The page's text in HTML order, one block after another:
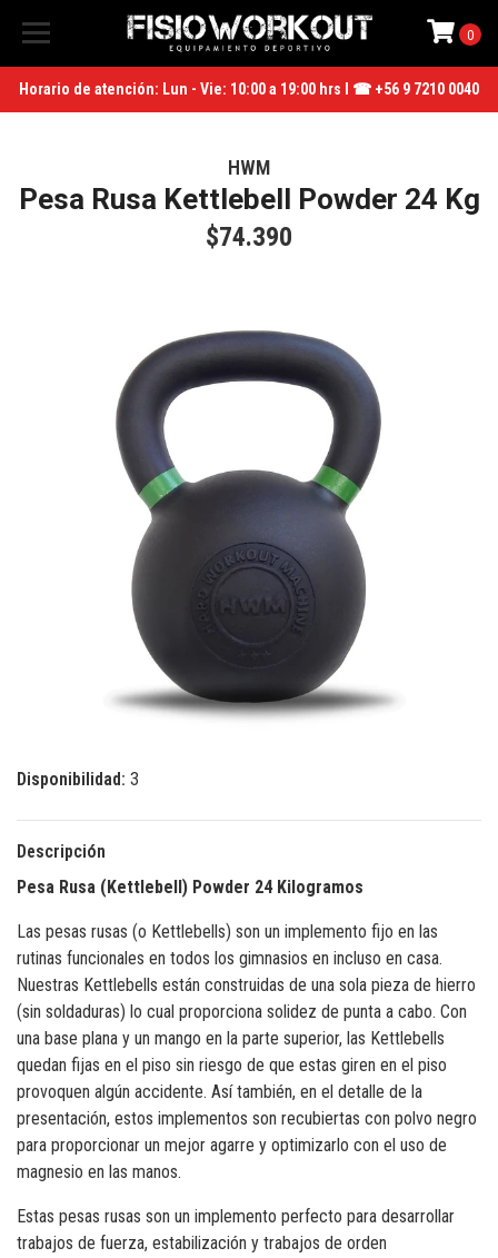
Horario de atención: Lun - Vie: 10:00 a 19:00 hrs I ☎ +56 9 7210 0040
0
HWM
Pesa Rusa Kettlebell Powder 24 Kg
$74.390
Disponibilidad: 3
Descripción
Pesa Rusa (Kettlebell) Powder 24 Kilogramos
Las pesas rusas (o Kettlebells) son un implemento fijo en las
rutinas funcionales en todos los gimnasios en incluso en casa.
Nuestras Kettlebells están construidas de una sola pieza de hierro
(sin soldaduras) lo cual proporciona solidez de punta a cabo. Con
una base plana y un mango en la parte superior, las Kettlebells
quedan fijas en el piso sin riesgo de que estas giren en el piso
provoquen algún accidente. Así también, en el detalle de la
presentación, estos implementos son recubiertas con polvo negro
para proporcionar un mejor agarre y optimizarlo con el uso de
magnesio en las manos.
Estas pesas rusas son un implemento perfecto para desarrollar
trabajos de fuerza, estabilización y trabajos de orden